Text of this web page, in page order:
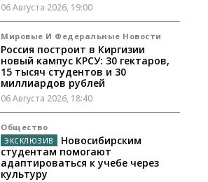
06 Августа 2026, 19:00
Мировые И Федеральные Новости
Россия построит в Киргизии
новый кампус КРСУ: 30 гектаров,
15 тысяч студентов и 30
миллиардов рублей
06 Августа 2026, 18:40
Общество
Новосибирским
студентам помогают
адаптироваться к учебе через
культуру